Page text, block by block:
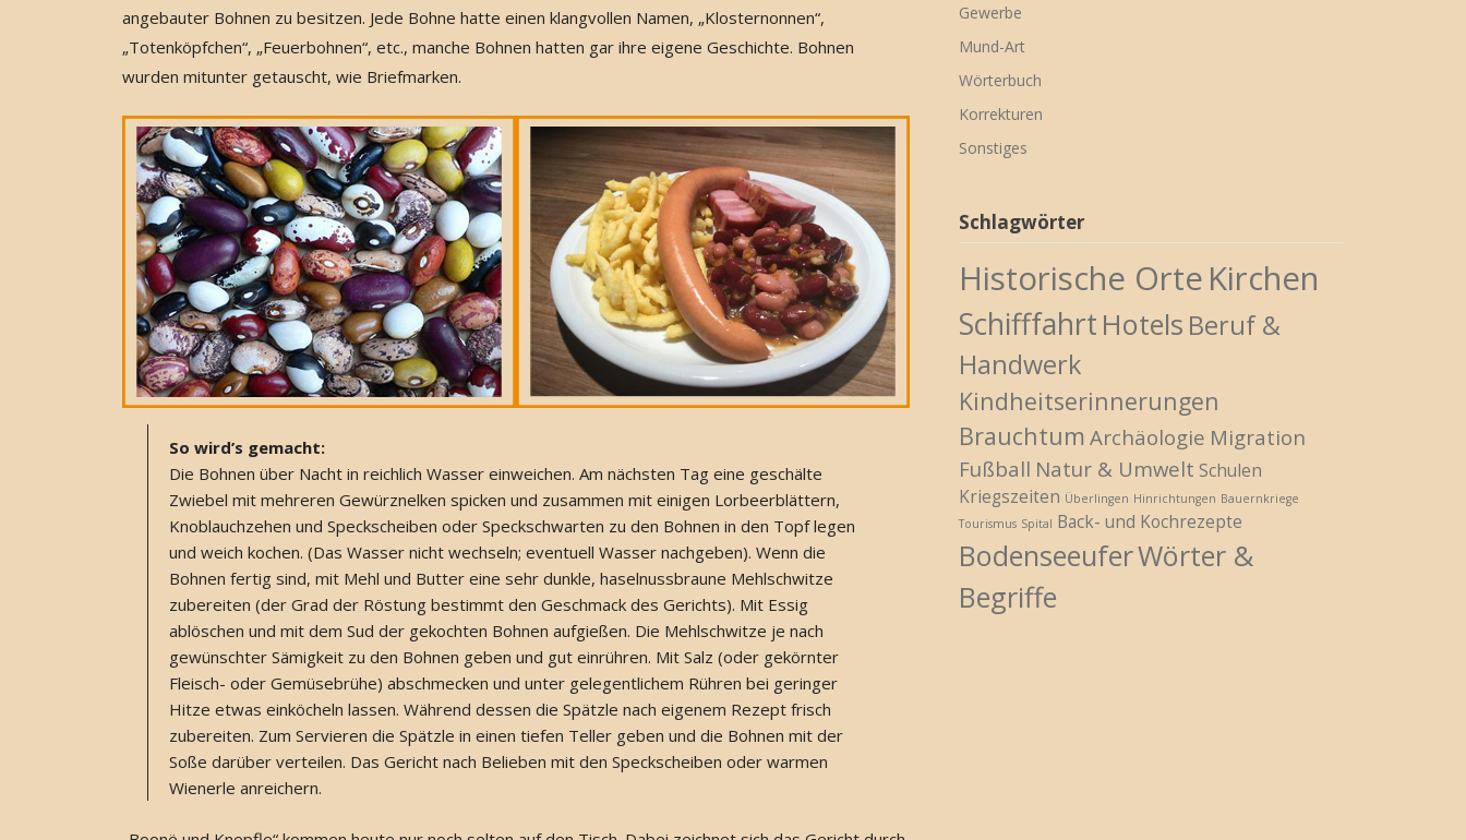
angebauter Bohnen zu besitzen. Jede Bohne hatte einen klangvollen Namen, „Klosternonnen“,
„Totenköpfchen“, „Feuerbohnen“, etc., manche Bohnen hatten gar ihre eigene Geschichte. Bohnen
wurden mitunter getauscht, wie Briefmarken.
So wird’s gemacht:
Die Bohnen über Nacht in reichlich Wasser einweichen. Am nächsten Tag eine geschälte
Zwiebel mit mehreren Gewürznelken spicken und zusammen mit einigen Lorbeerblättern,
Knoblauchzehen und Speckscheiben oder Speckschwarten zu den Bohnen in den Topf legen
und weich kochen. (Das Wasser nicht wechseln; eventuell Wasser nachgeben). Wenn die
Bohnen fertig sind, mit Mehl und Butter eine sehr dunkle, haselnussbraune Mehlschwitze
zubereiten (der Grad der Röstung bestimmt den Geschmack des Gerichts). Mit Essig
ablöschen und mit dem Sud der gekochten Bohnen aufgießen. Die Mehlschwitze je nach
gewünschter Sämigkeit zu den Bohnen geben und gut einrühren. Mit Salz (oder gekörnter
Fleisch- oder Gemüsebrühe) abschmecken und unter gelegentlichem Rühren bei geringer
Hitze etwas einköcheln lassen. Während dessen die Spätzle nach eigenem Rezept frisch
zubereiten. Zum Servieren die Spätzle in einen tiefen Teller geben und die Bohnen mit der
Soße darüber verteilen. Das Gericht nach Belieben mit den Speckscheiben oder warmen
Wienerle anreichern.
Gewerbe
Mund-Art
Wörterbuch
Korrekturen
Sonstiges
Schlagwörter
Historische Orte Kirchen
Schifffahrt Hotels Beruf &
Handwerk
Kindheitserinnerungen
Brauchtum Archäologie Migration
Fußball Natur & Umwelt Schulen
Kriegszeiten Überlingen Hinrichtungen Bauernkriege
Tourismus Spital Back- und Kochrezepte
BodenseeuferWörter &
Begriffe